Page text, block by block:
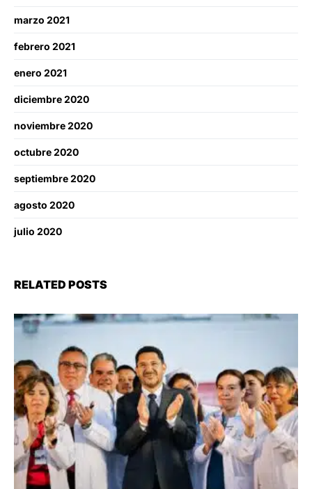
marzo 2021
febrero 2021
enero 2021
diciembre 2020
noviembre 2020
octubre 2020
septiembre 2020
agosto 2020
julio 2020
RELATED POSTS